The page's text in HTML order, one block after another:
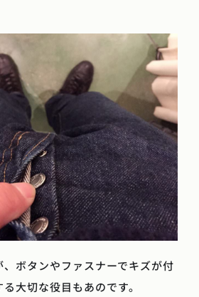
ボタンやファスナーでキズが付
大切な役目もあのです。